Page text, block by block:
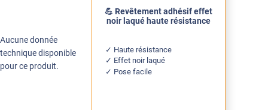
Aucune donnée
technique disponible
pour ce produit.
💪 Revêtement adhésif effet
noir laqué haute résistance
Haute résistance
Effet noir laqué
Pose facile